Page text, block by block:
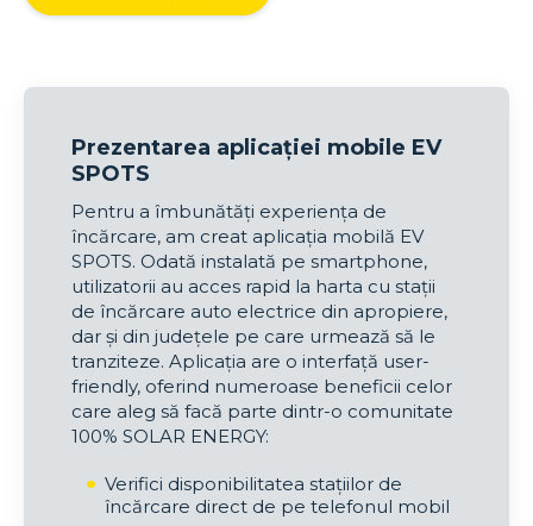
Prezentarea aplicației mobile EV
SPOTS
Pentru a îmbunătăți experiența de
încărcare, am creat aplicația mobilă EV
SPOTS. Odată instalată pe smartphone,
utilizatorii au acces rapid la harta cu stații
de încărcare auto electrice din apropiere,
dar și din județele pe care urmează să le
tranziteze. Aplicația are o interfață user-
friendly, oferind numeroase beneficii celor
care aleg să facă parte dintr-o comunitate
100% SOLAR ENERGY:
Verifici disponibilitatea stațiilor de
încărcare direct de pe telefonul mobil